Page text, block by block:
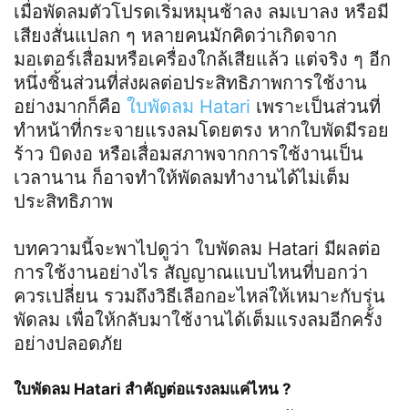
เมื่อพัดลมตัวโปรดเริ่มหมุนช้าลง ลมเบาลง หรือมี
เสียงสั่นแปลก ๆ หลายคนมักคิดว่าเกิดจาก
มอเตอร์เสื่อมหรือเครื่องใกล้เสียแล้ว แต่จริง ๆ อีก
หนึ่งชิ้นส่วนที่ส่งผลต่อประสิทธิภาพการใช้งาน
อย่างมากก็คือ ใบพัดลม Hatari เพราะเป็นส่วนที่
ทำหน้าที่กระจายแรงลมโดยตรง หากใบพัดมีรอย
ร้าว บิดงอ หรือเสื่อมสภาพจากการใช้งานเป็น
เวลานาน ก็อาจทำให้พัดลมทำงานได้ไม่เต็ม
ประสิทธิภาพ
บทความนี้จะพาไปดูว่า ใบพัดลม Hatari มีผลต่อ
การใช้งานอย่างไร สัญญาณแบบไหนที่บอกว่า
ควรเปลี่ยน รวมถึงวิธีเลือกอะไหล่ให้เหมาะกับรุ่น
พัดลม เพื่อให้กลับมาใช้งานได้เต็มแรงลมอีกครั้ง
อย่างปลอดภัย
ใบพัดลม Hatari สำคัญต่อแรงลมแค่ไหน ?